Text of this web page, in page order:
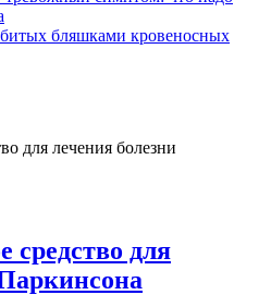
бляшками кровеносных
средство для